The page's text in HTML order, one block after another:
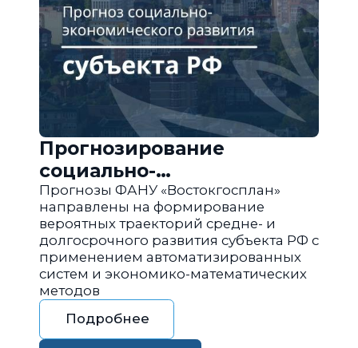
Прогнозирование
социально-
экономического развития
региона РФ
Прогнозы ФАНУ «Востокгосплан»
направлены на формирование
вероятных траекторий средне- и
долгосрочного развития субъекта РФ с
применением автоматизированных
систем и экономико-математических
методов
Подробнее